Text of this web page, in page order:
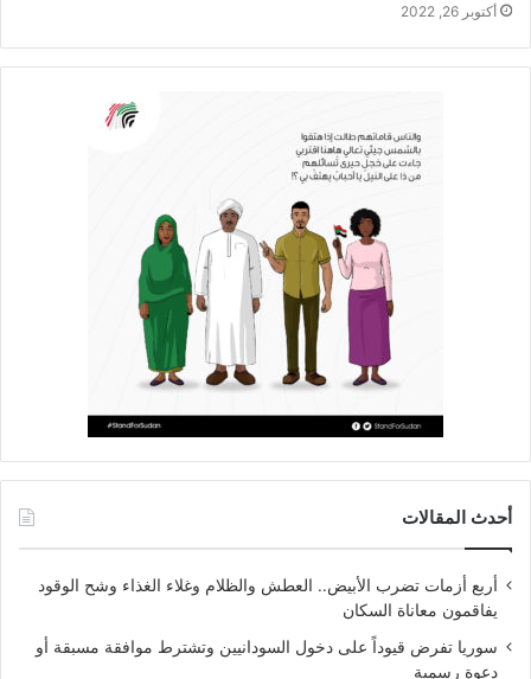
أكتوبر 26, 2022
أحدث المقالات
أربع أزمات تضرب الأبيض.. العطش والظلام وغلاء الغذاء وشح الوقود
يفاقمون معاناة السكان
سوريا تفرض قيوداً على دخول السودانيين وتشترط موافقة مسبقة أو
دعوة رسمية